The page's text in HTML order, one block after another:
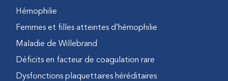
Hémophilie
Femmes et filles atteintes d’hémophilie
Maladie de Willebrand
Déficits en facteur de coagulation rare
Dysfonctions plaquettaires héréditaires